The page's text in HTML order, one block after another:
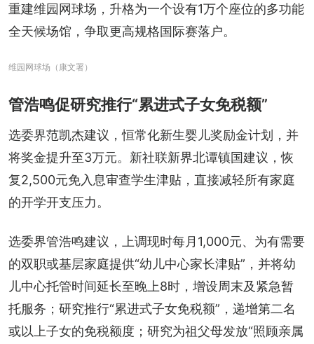
重建维园网球场，升格为一个设有1万个座位的多功能
全天候场馆，争取更高规格国际赛落户。
维园网球场（康文署）
管浩鸣促研究推行“累进式子女免税额”
选委界范凯杰建议，恒常化新生婴儿奖励金计划，并
将奖金提升至3万元。新社联新界北谭镇国建议，恢
复2,500元免入息审查学生津贴，直接减轻所有家庭
的开学开支压力。
选委界管浩鸣建议，上调现时每月1,000元、为有需要
的双职或基层家庭提供“幼儿中心家长津贴”，并将幼
儿中心托管时间延长至晚上8时，增设周末及紧急暂
托服务；研究推行“累进式子女免税额”，递增第二名
或以上子女的免税额度；研究为祖父母发放“照顾亲属